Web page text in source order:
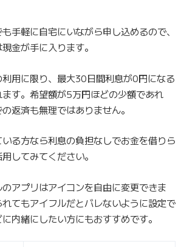
手軽に自宅にいながら申し込めるので、
金が手に入ります。
用に限り、最大30日間利息が0円になる
す。希望額が5万円ほどの少額であれ
返済も無理ではありません。
る方なら利息の負担なしでお金を借りら
してみてください。
アプリはアイコンを自由に変更できま
てもアイフルだとバレないように設定で
内緒にしたい方にもおすすめです。